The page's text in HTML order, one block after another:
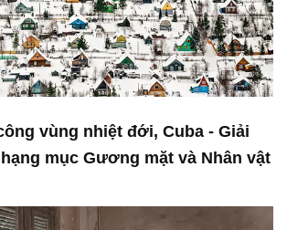
vùng nhiệt đới, Cuba - Giải
mục Gương mặt và Nhân vật